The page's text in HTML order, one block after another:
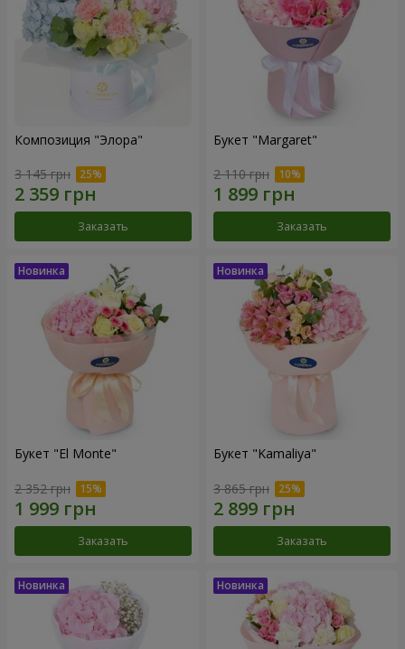
Композиция "Элора"
3 145 грн
Заказать
Букет "Margaret"
2 110 грн
Заказать
Букет "El Monte"
2 352 грн
Заказать
Букет "Kamaliya"
3 865 грн
Заказать